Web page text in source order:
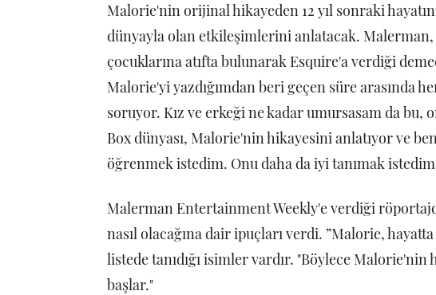
Malorie'nin orijinal hikayeden 12 yıl sonraki
dünyayla olan etkileşimlerini anlatacak.
çocuklarına atıfta bulunarak Esquire'a verdiği
Malorie'yi yazdığımdan beri geçen süre arasında
soruyor. Kız ve erkeği ne kadar umursasam da bu,
Box dünyası, Malorie'nin hikayesini anlatıyor ve
öğrenmek istedim. Onu daha da iyi tanımak
Malerman Entertainment Weekly'e verdiği
nasıl olacağına dair ipuçları verdi. ”Malorie,
listede tanıdığı isimler vardır. "Böylece
başlar."